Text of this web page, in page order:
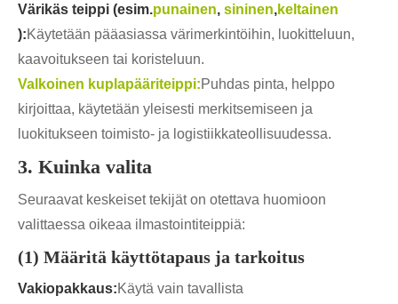
Värikäs teippi (esim.punainen, sininen,keltainen
):Käytetään pääasiassa värimerkintöihin, luokitteluun,
kaavoitukseen tai koristeluun.
Valkoinen kuplapääriteippi:Puhdas pinta, helppo
kirjoittaa, käytetään yleisesti merkitsemiseen ja
luokitukseen toimisto- ja logistiikkateollisuudessa.
3. Kuinka valita
Seuraavat keskeiset tekijät on otettava huomioon
valittaessa oikeaa ilmastointiteippiä:
(1) Määritä käyttötapaus ja tarkoitus
Vakiopakkaus:Käytä vain tavallista